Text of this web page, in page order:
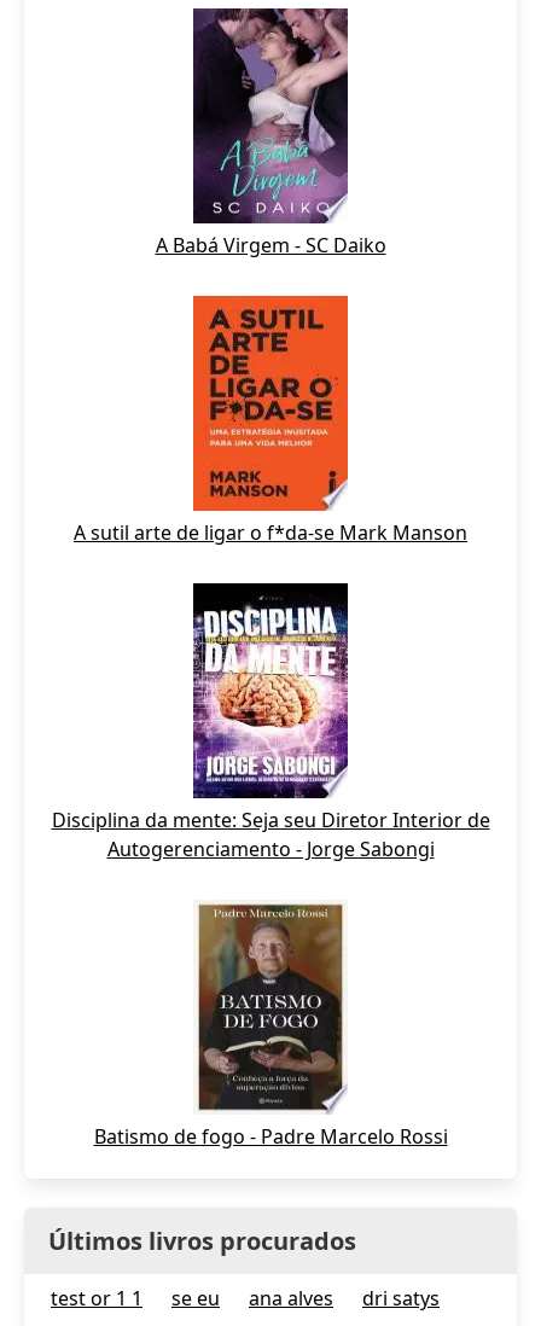
A Babá Virgem - SC Daiko
A sutil arte de ligar o f*da-se Mark Manson
Disciplina da mente: Seja seu Diretor Interior de
Autogerenciamento - Jorge Sabongi
Batismo de fogo - Padre Marcelo Rossi
Últimos livros procurados
test or 1 1 se eu ana alves dri satys